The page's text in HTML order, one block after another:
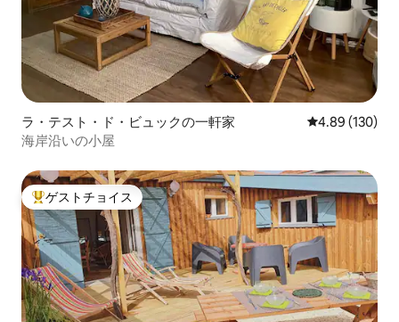
ラ・テスト・ド・ビュックの一軒家 レビュー130
4.89 (130)
海岸沿いの小屋
大好評のゲストチョイスです。
ゲストチョイス